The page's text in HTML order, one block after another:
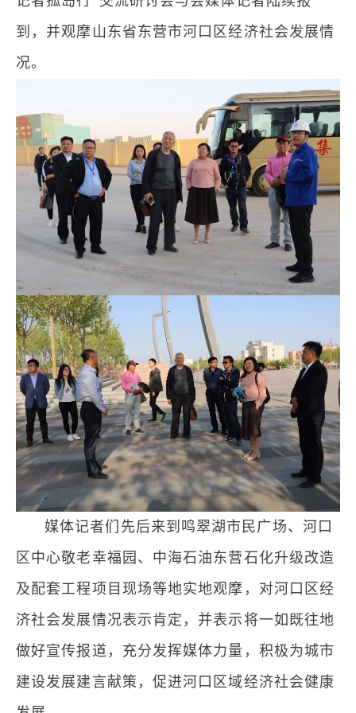
到，并观摩山东省东营市河口区经济社会发展情
况。
媒体记者们先后来到鸣翠湖市民广场、河口
区中心敬老幸福园、中海石油东营石化升级改造
及配套工程项目现场等地实地观摩，对河口区经
济社会发展情况表示肯定，并表示将一如既往地
做好宣传报道，充分发挥媒体力量，积极为城市
建设发展建言献策，促进河口区域经济社会健康